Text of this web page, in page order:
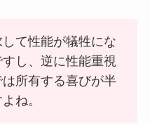
て性能が犠牲にな
し、逆に性能重視
所有する喜びが半
ね。